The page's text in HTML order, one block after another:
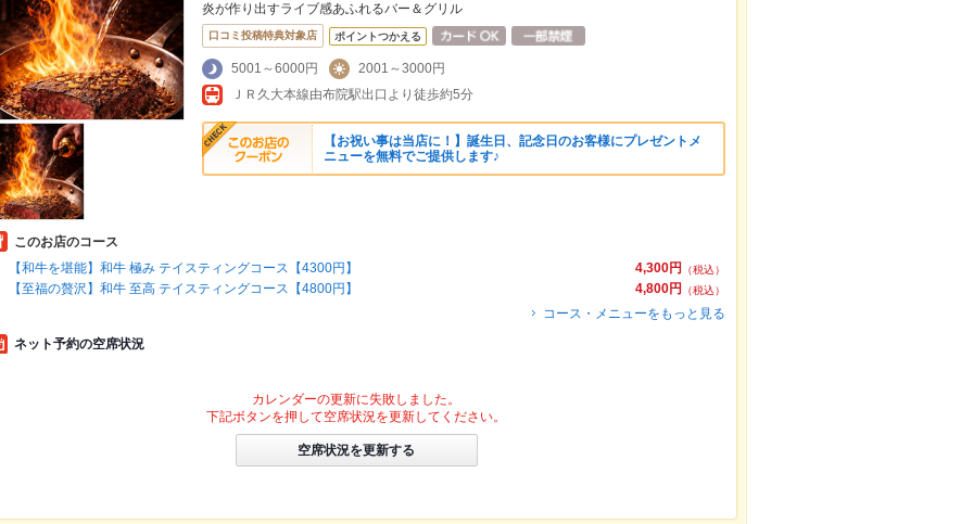
炎が作り出すライブ感あふれるバー＆グリル
口コミ投稿特典対象店 ポイントつかえる
5001～6000円
2001～3000円
ＪＲ久大本線由布院駅出口より徒歩約5分
【お祝い事は当店に！】誕生日、記念日のお客様にプレゼントメ
ニューを無料でご提供します♪
このお店のコース
4,300円
（税込）
【和牛を堪能】和牛 極み テイスティングコース【4300円】
4,800円
（税込）
【至福の贅沢】和牛 至高 テイスティングコース【4800円】
コース・メニューをもっと見る
ネット予約の空席状況
カレンダーの更新に失敗しました。
下記ボタンを押して空席状況を更新してください。
空席状況を更新する